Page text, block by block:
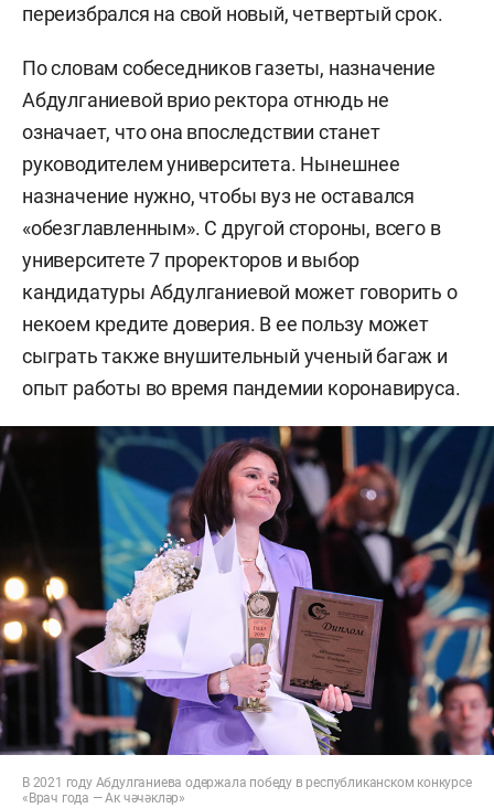
переизбрался на свой новый, четвертый срок.
По словам собеседников газеты, назначение
Абдулганиевой врио ректора отнюдь не
означает, что она впоследствии станет
руководителем университета. Нынешнее
назначение нужно, чтобы вуз не оставался
«обезглавленным». С другой стороны, всего в
университете 7 проректоров и выбор
кандидатуры Абдулганиевой может говорить о
некоем кредите доверия. В ее пользу может
сыграть также внушительный ученый багаж и
опыт работы во время пандемии коронавируса.
В 2021 году Абдулганиева одержала победу в республиканском конкурсе
«Врач года — Ак чәчәкләр»